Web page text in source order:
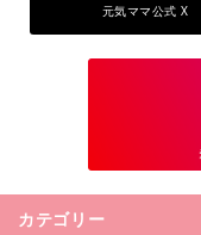
元気ママ公式 X
カテゴリー